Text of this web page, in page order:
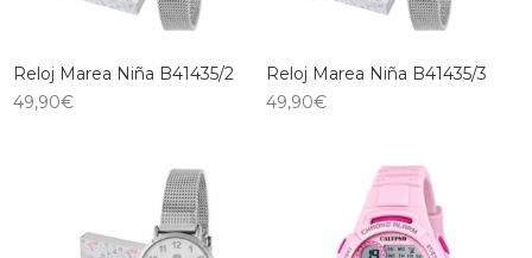
Reloj Marea Niña B41435/2
49,90€
Reloj Marea Niña B41435/3
49,90€